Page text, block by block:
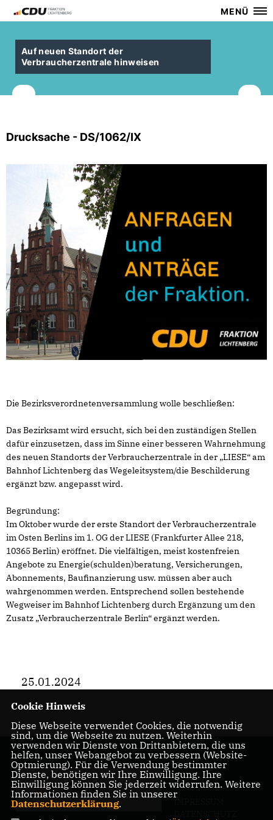
MENÜ
Auf neuen Standort der
Verbraucherzentrale hinweisen
Drucksache - DS/1062/IX
Die Bezirksverordnetenversammlung wolle beschließen:
Das Bezirksamt wird ersucht, sich bei den zuständigen Stellen
dafür einzusetzen, dass im Sinne einer besseren Wahrnehmung
des neuen Standorts der Verbraucherzentrale in der „LIESE“ am
Bahnhof Lichtenberg das Wegeleitsystem/die Beschilderung
ergänzt bzw. angepasst wird.
Begründung:
Im Oktober wurde der erste Standort der Verbraucherzentrale
im Osten Berlins im 1. OG der LIESE (Frankfurter Allee 218,
10365 Berlin) eröffnet. Die vielfältigen, meist kostenfreien
Angebote zu Energie(schulden)beratung, Versicherungen,
Abonnements, Baufinanzierung usw. müssen aber auch
wahrgenommen werden. Entsprechend sollen bestehende
Wegweiser im Bahnhof Lichtenberg durch Ergänzung um den
Zusatz „Verbraucherzentrale Berlin“ ergänzt werden.
25.01.2024
Cookie Hinweis
Diese Webseite verwendet Cookies, die notwendig
sind, um die Webseite zu nutzen. Weiterhin
verwenden wir Dienste von Drittanbietern, die uns
helfen, unser Webangebot zu verbessern (Website-
Optmierung). Für die Verwendung bestimmter
Dienste, benötigen wir Ihre Einwilligung. Ihre
Einwilligung können Sie jederzeit widerrufen. Weitere
Informationen finden Sie in unserer
Datenschutzerklärung.